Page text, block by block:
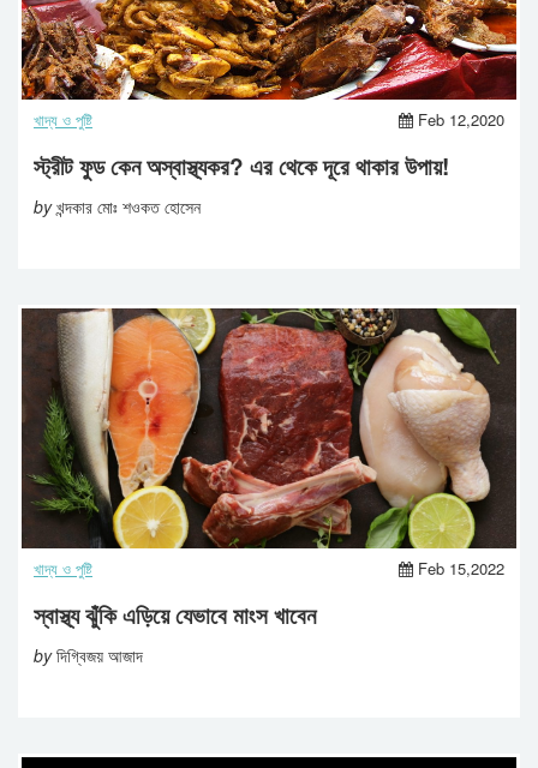
খাদ্য ও পুষ্টি Feb 12,2020
স্ট্রীট ফুড কেন অস্বাস্থ্যকর? এর থেকে দূরে থাকার উপায়!
byখন্দকার মোঃ শওকত হোসেন
খাদ্য ও পুষ্টি Feb 15,2022
স্বাস্থ্য ঝুঁকি এড়িয়ে যেভাবে মাংস খাবেন
byদিগ্বিজয় আজাদ